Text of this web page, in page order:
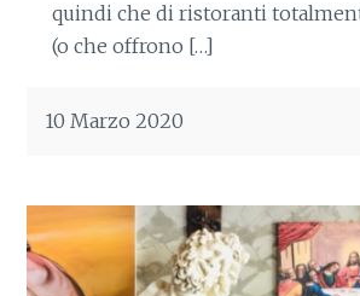
quindi che di ristoranti
(o che offrono […]
10 Marzo 2020